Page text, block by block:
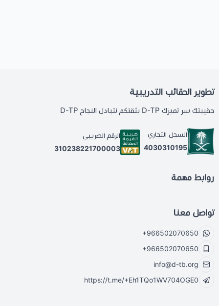
تطوير الحقائب التدريبية
حقيبتك سر تميزك D-TP بثقتكم نتبادل النجاح D-TP
السجل التجاري
4030310195
الرقم الضريبي
310238221700003
روابط مهمة
تواصل معنا
+966502070650
+966502070650
info@d-tb.org
https://t.me/+Eh1TQo1WV704OGE0